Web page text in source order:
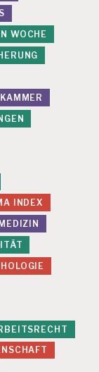
WOCHE
INDEX